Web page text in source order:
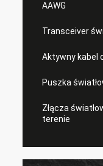
AAWG
Transceiver
Aktywny kabel
Puszka
Złącza
terenie